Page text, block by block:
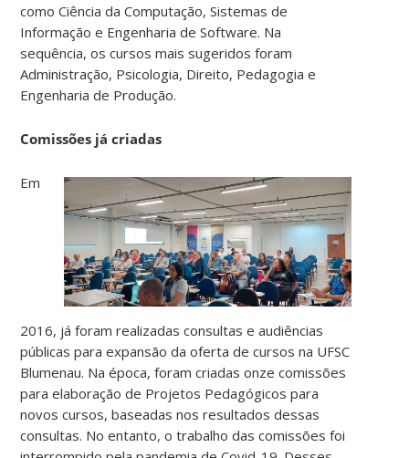
como Ciência da Computação, Sistemas de
Informação e Engenharia de Software. Na
sequência, os cursos mais sugeridos foram
Administração, Psicologia, Direito, Pedagogia e
Engenharia de Produção.
Comissões já criadas
Em
2016, já foram realizadas consultas e audiências
públicas para expansão da oferta de cursos na UFSC
Blumenau. Na época, foram criadas onze comissões
para elaboração de Projetos Pedagógicos para
novos cursos, baseadas nos resultados dessas
consultas. No entanto, o trabalho das comissões foi